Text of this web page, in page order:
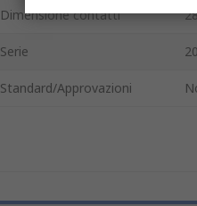
Dimensione contatti
Serie
Standard/Approvazioni